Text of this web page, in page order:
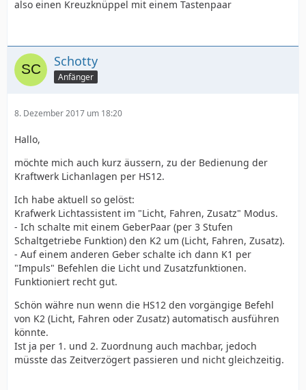
also einen Kreuzknüppel mit einem Tastenpaar
Schotty
Anfänger
8. Dezember 2017 um 18:20
Hallo,
möchte mich auch kurz äussern, zu der Bedienung der
Kraftwerk Lichanlagen per HS12.
Ich habe aktuell so gelöst:
Krafwerk Lichtassistent im "Licht, Fahren, Zusatz" Modus.
- Ich schalte mit einem GeberPaar (per 3 Stufen
Schaltgetriebe Funktion) den K2 um (Licht, Fahren, Zusatz).
- Auf einem anderen Geber schalte ich dann K1 per
"Impuls" Befehlen die Licht und Zusatzfunktionen.
Funktioniert recht gut.
Schön währe nun wenn die HS12 den vorgängige Befehl
von K2 (Licht, Fahren oder Zusatz) automatisch ausführen
könnte.
Ist ja per 1. und 2. Zuordnung auch machbar, jedoch
müsste das Zeitverzögert passieren und nicht gleichzeitig.